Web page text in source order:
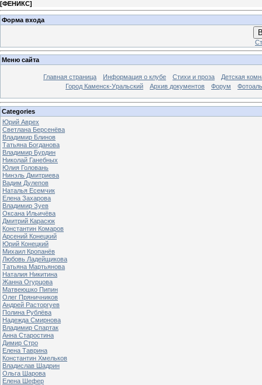
[ФЕНИКС]
Форма входа
Меню сайта
Главная страница Информация о клубе Стихи и проза
Детская
Город Каменск-Уральский
Архив документов Форум
Categories
Юрий Аврех
Светлана Берсенёва
Владимир Блинов
Татьяна Богданова
Владимир Бурдин
Николай Ганебных
Юлия Головань
Нинэль Дмитриева
Вадим Дулепов
Наталья Есемчик
Елена Захарова
Владимир Зуев
Оксана Ильичёва
Дмитрий Карасюк
Константин Комаров
Арсений Конецкий
Юрий Конецкий
Михаил Кропанёв
Любовь Ладейщикова
Татьяна Мартьянова
Наталия Никитина
Жанна Огурцова
Матвеюшко Пипин
Олег Пряничников
Андрей Расторгуев
Полина Рублёва
Надежда Смирнова
Владимир Спартак
Анна Старостина
Димир Стро
Елена Таврина
Константин Хмельков
Владислав Шадрин
Ольга Шарова
Елена Шефер